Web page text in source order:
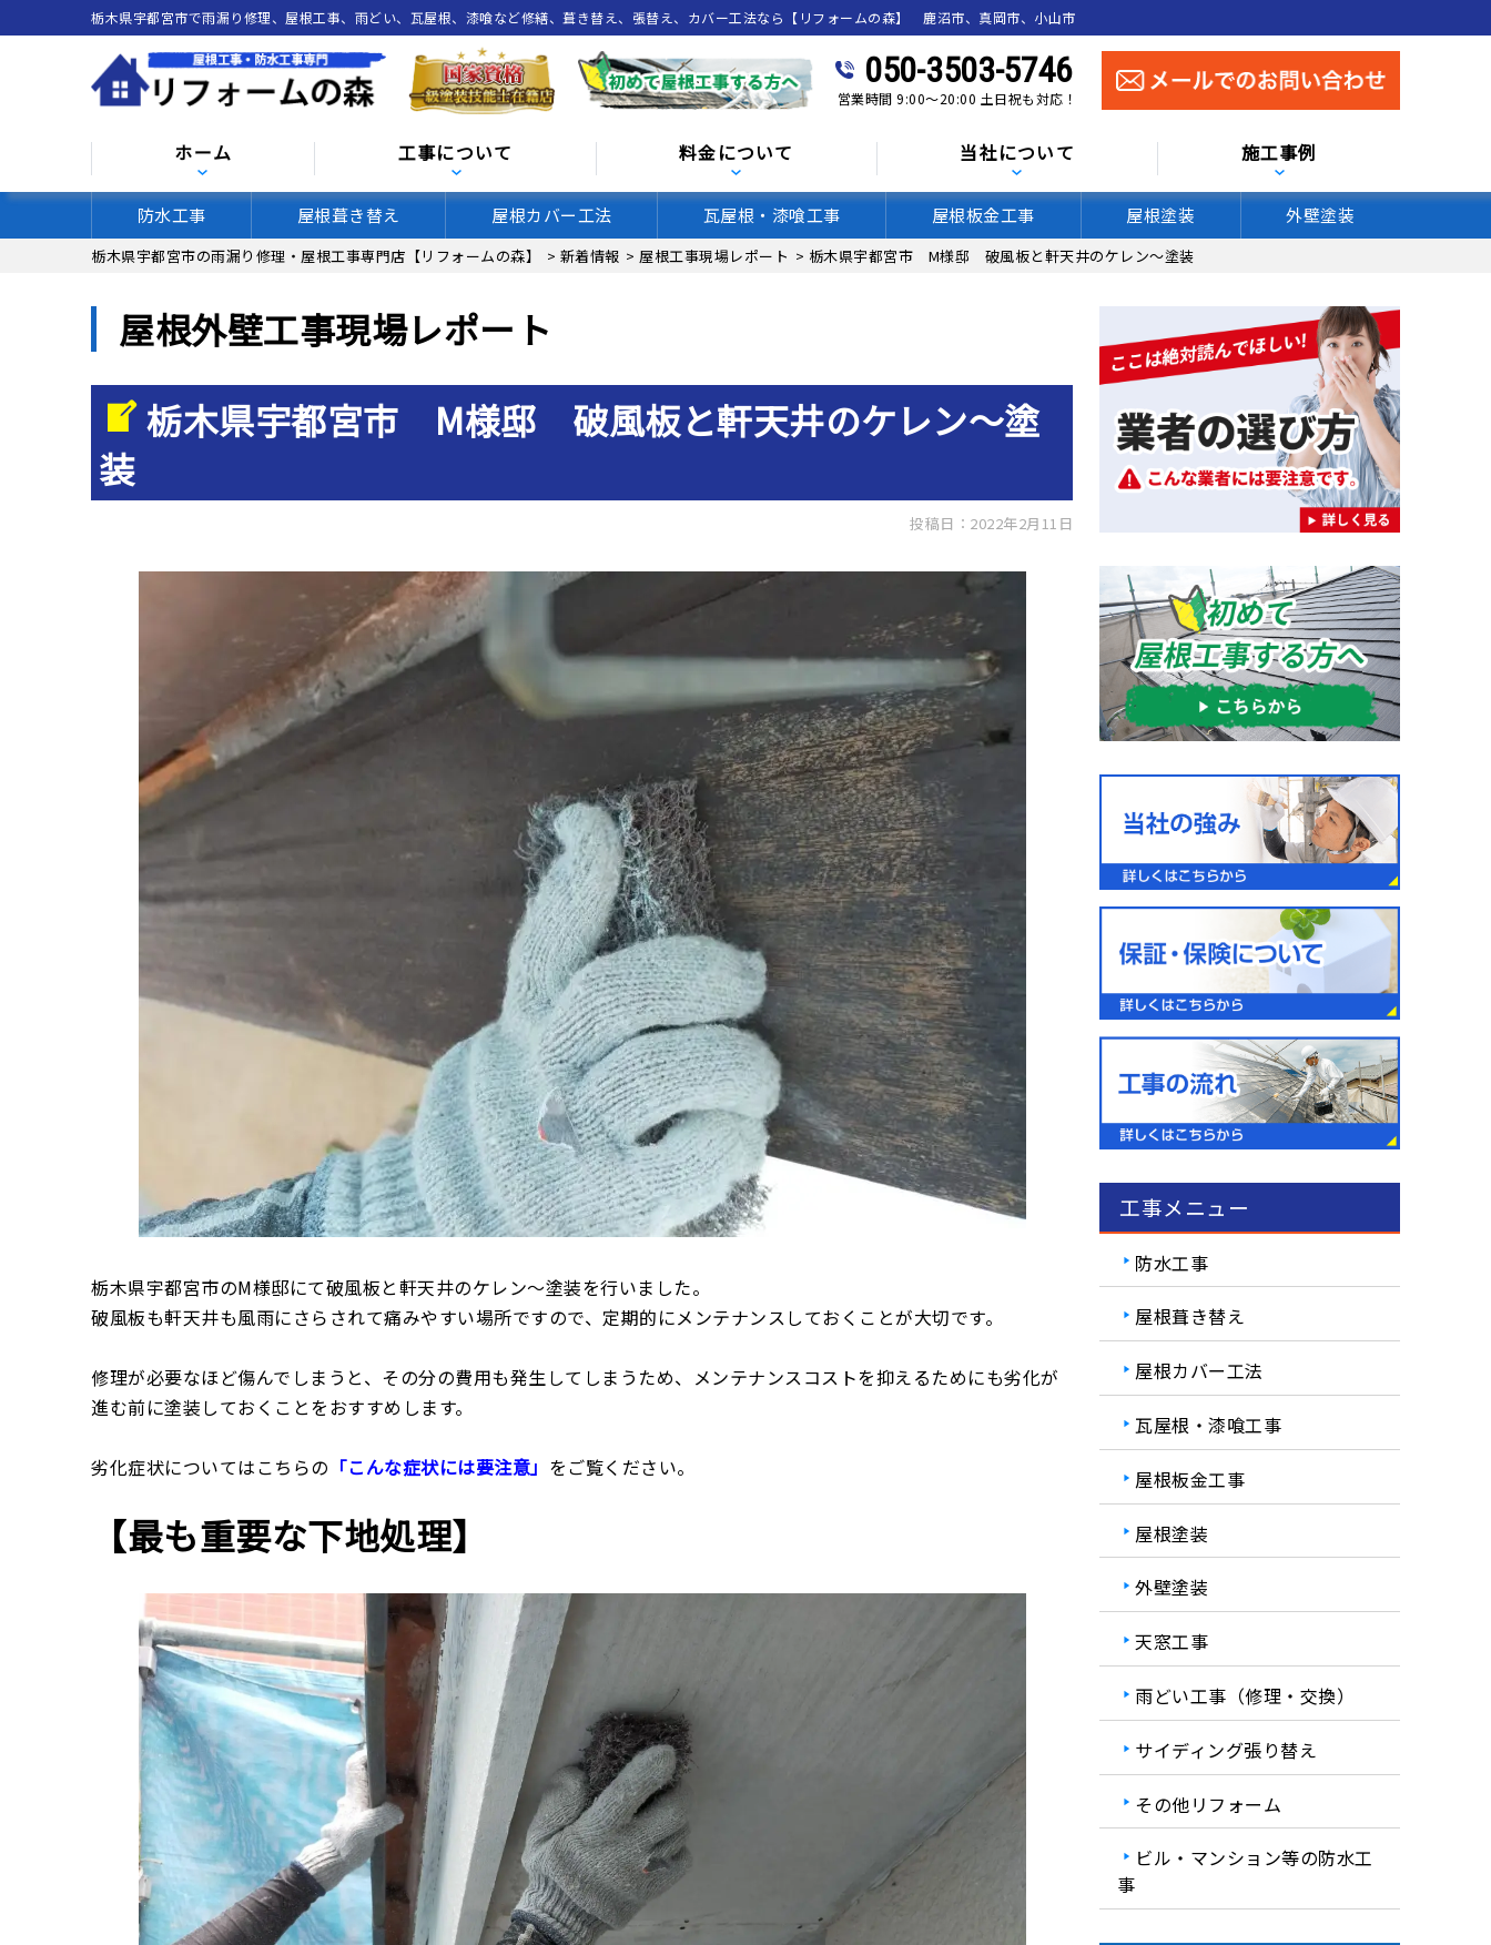
栃木県宇都宮市で雨漏り修理、屋根工事、雨どい、瓦屋根、漆喰など修繕、葺き替え、張替え、カバー工法なら【リフォームの森】 鹿沼市、真岡市、小山市
050-3503-5746
営業時間 9:00～20:00 土日祝も対応！
ホーム 工事について 料金について 当社について 施工事例
防水工事 屋根葺き替え 屋根カバー工法 瓦屋根・漆喰工事 屋根板金工事 屋根塗装 外壁塗装
栃木県宇都宮市の雨漏り修理・屋根工事専門店【リフォームの森】 > 新着情報 > 屋根工事現場レポート > 栃木県宇都宮市 M様邸 破風板と軒天井のケレン〜塗装
屋根外壁工事現場レポート
栃木県宇都宮市 M様邸 破風板と軒天井のケレン〜塗
装
投稿日：2022年2月11日
栃木県宇都宮市のM様邸にて破風板と軒天井のケレン〜塗装を行いました。
破風板も軒天井も風雨にさらされて痛みやすい場所ですので、定期的にメンテナンスしておくことが大切です。
修理が必要なほど傷んでしまうと、その分の費用も発生してしまうため、メンテナンスコストを抑えるためにも劣化が
進む前に塗装しておくことをおすすめします。
劣化症状についてはこちらの 「こんな症状には要注意」 をご覧ください。
【最も重要な下地処理】
工事メニュー
防水工事
屋根葺き替え
屋根カバー工法
瓦屋根・漆喰工事
屋根板金工事
屋根塗装
外壁塗装
天窓工事
雨どい工事（修理・交換）
サイディング張り替え
その他リフォーム
ビル・マンション等の防水工
事